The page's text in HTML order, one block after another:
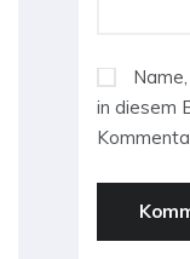
in diesem